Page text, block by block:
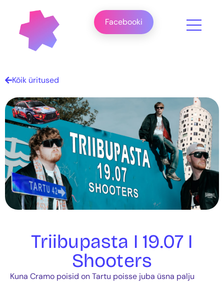
Facebooki
Kõik üritused
Triibupasta I 19.07 I
Shooters
Kuna Cramo poisid on Tartu poisse juba üsna palju